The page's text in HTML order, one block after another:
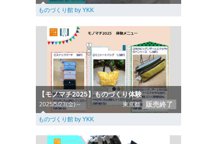
ものづくり館 by YKK
【モノマチ2025】ものづくり体験
2025/5/23(金)～ 東京都 販売終了
ものづくり館 by YKK